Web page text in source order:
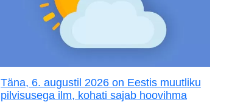
Täna, 6. augustil 2026 on Eestis muutliku
pilvisusega ilm, kohati sajab hoovihma